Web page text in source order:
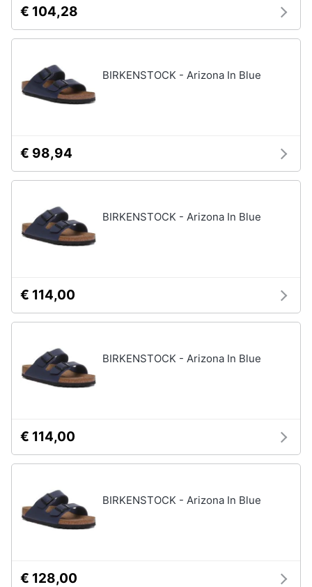
€ 104,28
BIRKENSTOCK - Arizona In Blue
€ 98,94
BIRKENSTOCK - Arizona In Blue
€ 114,00
BIRKENSTOCK - Arizona In Blue
€ 114,00
BIRKENSTOCK - Arizona In Blue
€ 128,00